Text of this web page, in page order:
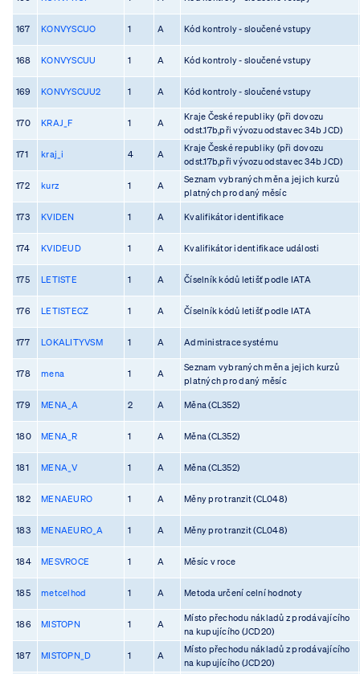
167 KONVYSCUO 1 A Kód kontroly - sloučené vstupy
168 KONVYSCUU 1 A Kód kontroly - sloučené vstupy
169 KONVYSCUU2 1 A Kód kontroly - sloučené vstupy
170 KRAJ_F 1 A
Kraje České republiky (při dovozu
odst.17b,při vývozu odstavec 34b JCD)
171 kraj_i 4 A
Kraje České republiky (při dovozu
odst.17b,při vývozu odstavec 34b JCD)
172 kurz 1 A
Seznam vybraných měn a jejich kurzů
platných pro daný měsíc
173 KVIDEN 1 A Kvalifikátor identifikace
174 KVIDEUD 1 A Kvalifikátor identifikace události
175 LETISTE 1 A Číselník kódů letišť podle IATA
176 LETISTECZ 1 A Číselník kódů letišť podle IATA
177 LOKALITYVSM 1 A Administrace systému
178 mena 1 A
Seznam vybraných měn a jejich kurzů
platných pro daný měsíc
179 MENA_A 2 A Měna (CL352)
180 MENA_R 1 A Měna (CL352)
181 MENA_V 1 A Měna (CL352)
182 MENAEURO 1 A Měny pro tranzit (CL048)
183 MENAEURO_A 1 A Měny pro tranzit (CL048)
184 MESVROCE 1 A Měsíc v roce
185 metcelhod 1 A Metoda určení celní hodnoty
186 MISTOPN 1 A
Místo přechodu nákladů z prodávajícího
na kupujícího (JCD20)
187 MISTOPN_D 1 A
Místo přechodu nákladů z prodávajícího
na kupujícího (JCD20)